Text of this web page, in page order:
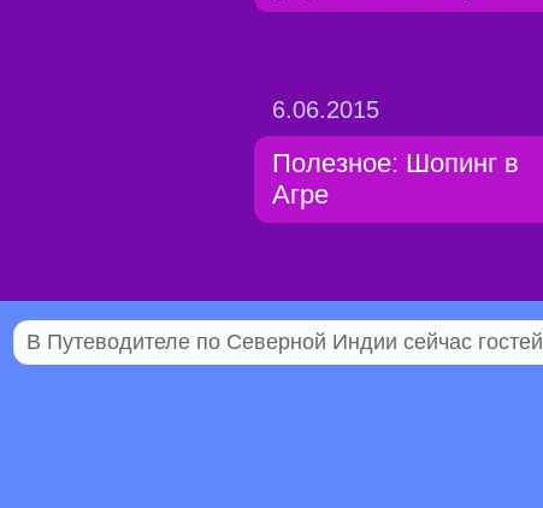
6.06.2015
Полезное: Шопинг в
Агре
В Путеводителе по Северной Индии сейчас